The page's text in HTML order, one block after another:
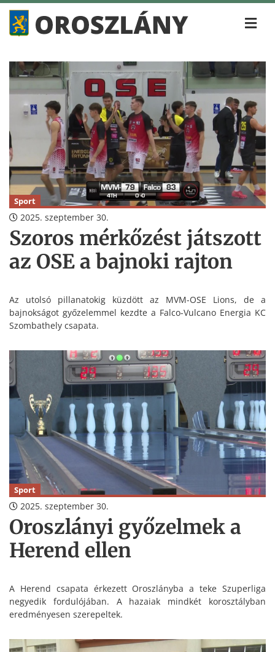
Sport
2025. szeptember 30.
Szoros mérkőzést játszott
az OSE a bajnoki rajton
Az utolsó pillanatokig küzdött az MVM-OSE Lions, de a
bajnokságot győzelemmel kezdte a Falco-Vulcano Energia KC
Szombathely csapata.
Sport
2025. szeptember 30.
Oroszlányi győzelmek a
Herend ellen
A Herend csapata érkezett Oroszlányba a teke Szuperliga
negyedik fordulójában. A hazaiak mindkét korosztályban
eredményesen szerepeltek.